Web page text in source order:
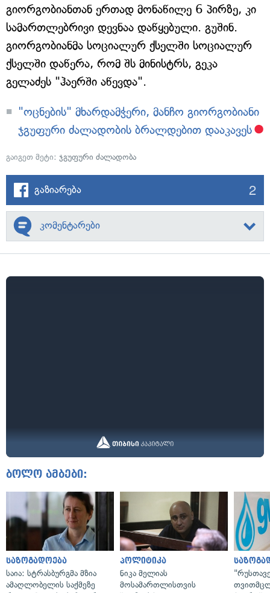
გიორგობიანთან ერთად მონაწილე 6 პირზე, კი
სამართლებრივი დევნაა დაწყებული. გუშინ.
გიორგობიანმა სოციალურ ქსელში სოციალურ
ქსელში დაწერა, რომ შს მინისტრს, გეკა
გელაძეს "ჰაერში აწევდა".
"ოცნების" მხარდამჭერი, მანჩო გიორგობიანი
ჯგუფური ძალადობის ბრალდებით დააკავეს
გაიგეთ მეტი: ჯგუფური ძალადობა
გაზიარება 2
კომენტარები
ბოლო ამბები:
საზოგადოება
საია: სტრასბურგმა მზია
ამაღლობელის საქმეზე
პოლიტიკა
ნიკა მელიას
მოსამართლისთვის